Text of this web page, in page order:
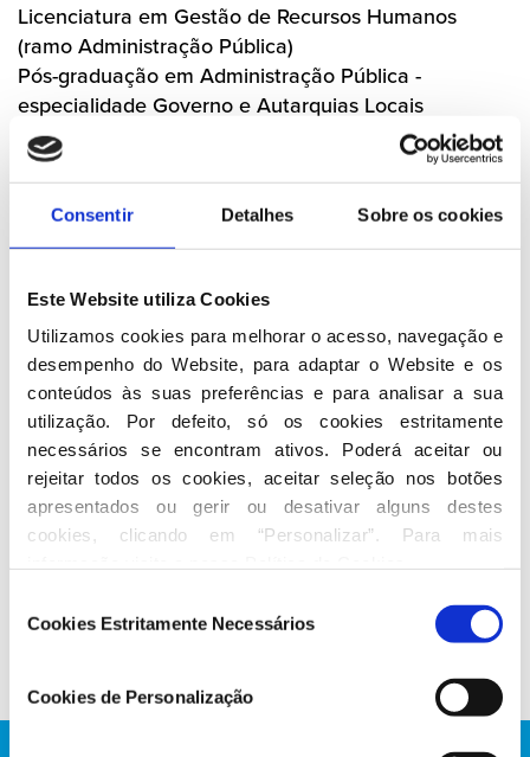
Consentir Detalhes Sobre os cookies
Este Website utiliza Cookies
Utilizamos cookies para melhorar o acesso, navegação e
desempenho do Website, para adaptar o Website e os
conteúdos às suas preferências e para analisar a sua
utilização. Por defeito, só os cookies estritamente
necessários se encontram ativos. Poderá aceitar ou
rejeitar todos os cookies, aceitar seleção nos botões
apresentados ou gerir ou desativar alguns destes
cookies, clicando em “Personalizar”. Para mais
deCookies Estritamente Necessários
Cookies de Personalização
Licenciatura em Gestão de Recursos Humanos
(ramo Administração Pública)
Pós-graduação em Administração Pública -
especialidade Governo e Autarquias Locais
Especialização em Igualdade de Género
Profissão
Gestora de Recursos Humanos
Seguir nas redes sociais
Conheça a atividade de Carla Barros
No Parlamento